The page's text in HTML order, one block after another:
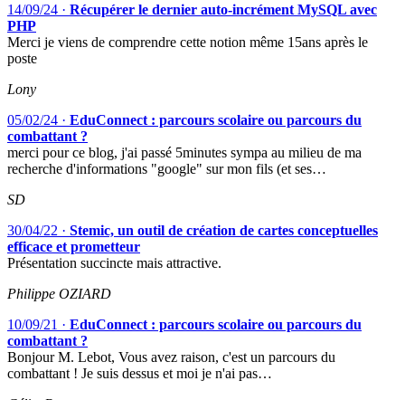
14/09/24 · Récupérer le dernier auto-incrément MySQL avec
PHP
Merci je viens de comprendre cette notion même 15ans après le
poste
Lony
05/02/24 · EduConnect : parcours scolaire ou parcours du
combattant ?
merci pour ce blog, j'ai passé 5minutes sympa au milieu de ma
recherche d'informations "google" sur mon fils (et ses…
SD
30/04/22 · Stemic, un outil de création de cartes conceptuelles
efficace et prometteur
Présentation succincte mais attractive.
Philippe OZIARD
10/09/21 · EduConnect : parcours scolaire ou parcours du
combattant ?
Bonjour M. Lebot, Vous avez raison, c'est un parcours du
combattant ! Je suis dessus et moi je n'ai pas…